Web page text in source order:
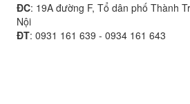
ĐC: 19A đường F, Tổ dân phố Thành
Nội
ĐT: 0931 161 639 - 0934 161 643